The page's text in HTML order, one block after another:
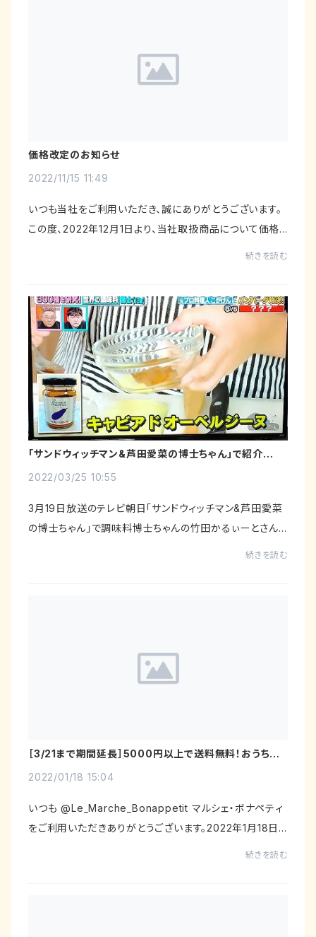
価格改定のお知らせ
2022/11/15 11:49
いつも当社をご利用いただき、誠にありがとうございます。
この度、2022年12月1日より、当社取扱商品について価格
続きを読む
「サンドウィッチマン&芦田愛菜の博士ちゃん」で紹介いた
2022/03/25 10:55
3月19日放送のテレビ朝日「サンドウィッチマン&芦田愛菜
の博士ちゃん」で調味料博士ちゃんの竹田かるぃーとさん
続きを読む
［3/21まで期間延長］5000円以上で送料無料！おうち時
2022/01/18 15:04
いつも @Le_Marche_Bonappetit マルシェ・ボナペティ
をご利用いただきありがとうございます。2022年1月18日
続きを読む